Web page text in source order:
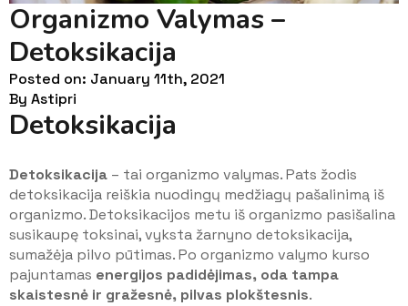
Organizmo Valymas –
Detoksikacija
Posted on: January 11th, 2021
By Astipri
Detoksikacija
Detoksikacija – tai organizmo valymas. Pats žodis
detoksikacija reiškia nuodingų medžiagų pašalinimą iš
organizmo. Detoksikacijos metu iš organizmo pasišalina
susikaupę toksinai, vyksta žarnyno detoksikacija,
sumažėja pilvo pūtimas. Po organizmo valymo kurso
pajuntamas energijos padidėjimas, oda tampa
skaistesnė ir gražesnė, pilvas plokštesnis.